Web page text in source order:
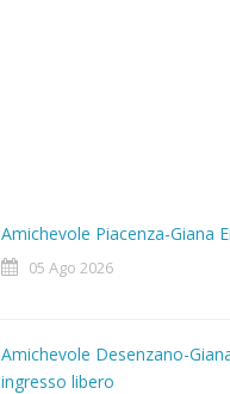
Amichevole Piacenza-Giana
05 Ago 2026
Amichevole Desenzano-
ingresso libero